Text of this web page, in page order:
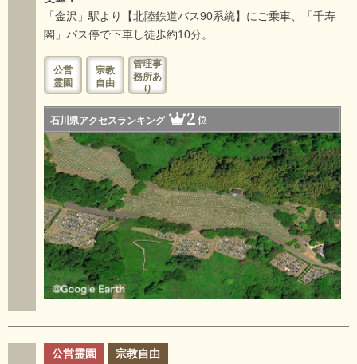
「金沢」駅より【北陸鉄道バス90系統】にご乗車、「千寿
閣」バス停で下車し徒歩約10分。
公営
霊園
宗教
自由
管理事
務所あ
り
石川県アクセスランキング 2位
公営霊園 宗教自由